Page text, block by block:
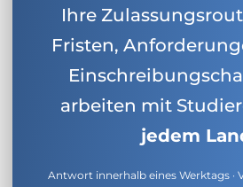
Ihre
Fristen,
arbeiten mit
jedem
Antwort innerhalb eines Werktags ·